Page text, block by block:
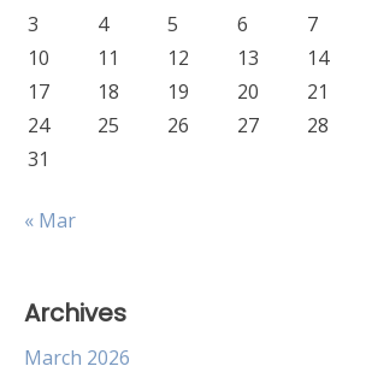
3
4 5 6 7
10
11 12 13 14
17
18 19 20 21
24
25 26 27 28
31
« Mar
Archives
March 2026